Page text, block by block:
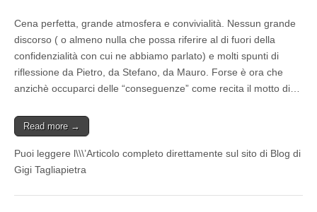
day
after
Cena perfetta, grande atmosfera e convivialità. Nessun grande
discorso ( o almeno nulla che possa riferire al di fuori della
confidenzialità con cui ne abbiamo parlato) e molti spunti di
riflessione da Pietro, da Stefano, da Mauro. Forse è ora che
anzichè occuparci delle “conseguenze” come recita il motto di…
Read more →
Puoi leggere l\\\’Articolo completo direttamente sul sito di Blog di
Gigi Tagliapietra